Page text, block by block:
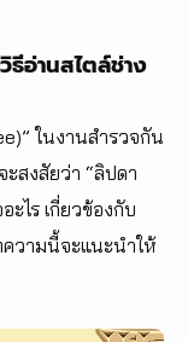
อ่านสไตล์ช่าง
ในงานสำรวจกัน
สงสัยว่า “ลิปดา
ไร เกี่ยวข้องกับ
วามนี้จะแนะนำให้